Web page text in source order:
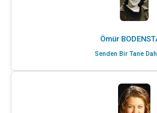
Ömür
Senden Bir Tane